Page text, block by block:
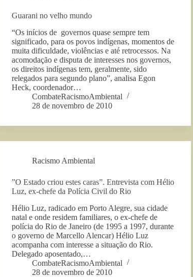
Guarani no velho mundo
“Os inícios de governos quase sempre tem
significado, para os povos indígenas, momentos de
muita dificuldade, violências e até retrocessos. Na
acomodação e disputa de interesses nos governos,
os direitos indígenas tem, geralmente, sido
relegados para segundo plano”, analisa Egon
Heck, coordenador…
CombateRacismoAmbiental
28 de novembro de 2010
Racismo Ambiental
”O Estado criou estes caras”. Entrevista com Hélio
Luz, ex-chefe da Polícia Civil do Rio
Hélio Luz, radicado em Porto Alegre, sua cidade
natal e onde residem familiares, o ex-chefe de
polícia do Rio de Janeiro (de 1995 a 1997, durante
o governo de Marcello Alencar) Hélio Luz
acompanha com interesse a situação do Rio.
Delegado aposentado,…
CombateRacismoAmbiental
28 de novembro de 2010